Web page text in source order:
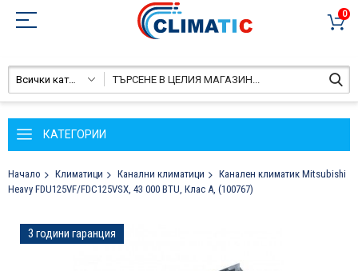
0
Всички категории
КАТЕГОРИИ
Начало Климатици Канални климатици
Канален климатик Mitsubishi
Heavy FDU125VF/FDC125VSX, 43 000 BTU, Клас A, (100767)
Преминете
към
3 години гаранция